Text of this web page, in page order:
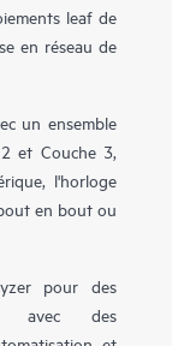
leaf de
en réseau de
un ensemble
et Couche 3,
l'horloge
en bout ou
pour des
avec des